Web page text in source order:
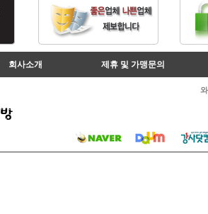
회사소개 제휴 및 가맹문의